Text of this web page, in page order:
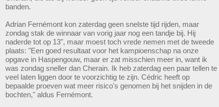
banden.
Adrian Fernémont kon zaterdag geen snelste tijd rijden, maar
zondag stak de winnaar van vorig jaar nog een tandje bij. Hij
naderde tot op 13", maar moest toch vrede nemen met de tweede
plaats: "Een goed resultaat voor het kampioenschap na onze
opgave in Haspengouw, maar er zat misschien meer in, want ik
was zondag sneller dan Cherain. Ik heb zaterdag een paar tellen te
veel laten liggen door te voorzichtig te zijn. Cédric heeft op
bepaalde proeven wat meer risico's genomen bij het snijden in de
bochten," aldus Fernémont.